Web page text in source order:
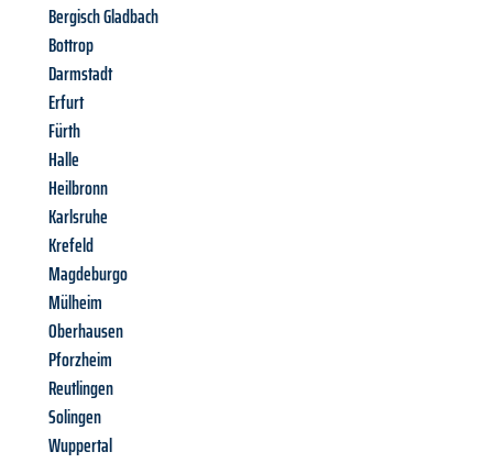
Bergisch Gladbach
Bottrop
Darmstadt
Erfurt
Fürth
Halle
Heilbronn
Karlsruhe
Krefeld
Magdeburgo
Mülheim
Oberhausen
Pforzheim
Reutlingen
Solingen
Wuppertal